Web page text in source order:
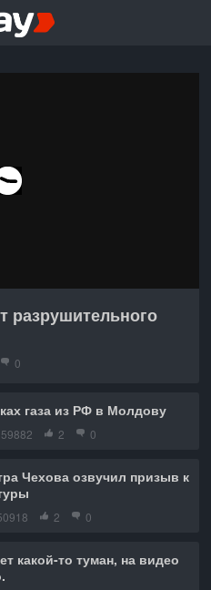
разрушительного
0
газа из РФ в Молдову
59882 2 0
Чехова озвучил призыв к
2 0
какой-то туман, на видео